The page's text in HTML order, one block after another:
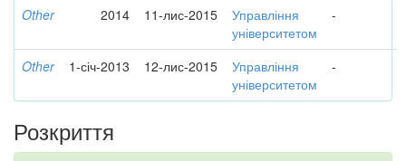
Other 2014 11-лис-2015
Управління
університетом
-
Other 1-січ-2013 12-лис-2015
Управління
університетом
-
Розкриття